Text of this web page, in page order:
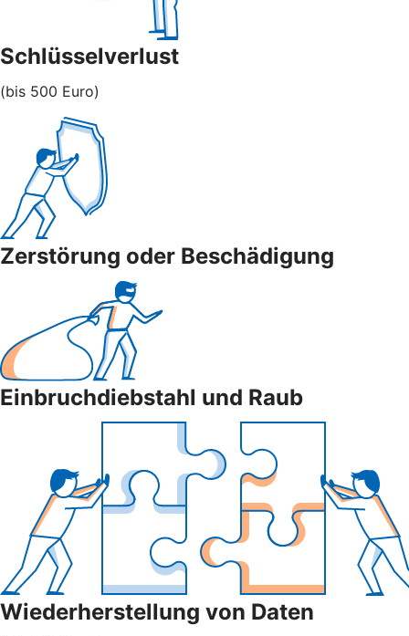
Schlüsselverlust
(bis 500 Euro)
Zerstörung oder Beschädigung
Einbruchdiebstahl und Raub
Wiederherstellung von Daten